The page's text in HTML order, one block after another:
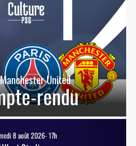
United
rendu